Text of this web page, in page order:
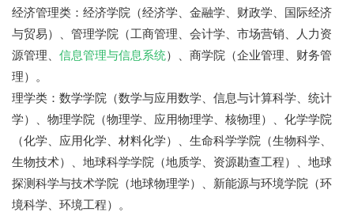
经济管理类：经济学院（经济学、金融学、财政学、国际经济
与贸易）、管理学院（工商管理、会计学、市场营销、人力资
源管理、 信息管理与信息系统）、商学院（企业管理、财务管
理）。
理学类：数学学院（数学与应用数学、信息与计算科学、统计
学）、物理学院（物理学、应用物理学、核物理）、化学学院
（化学、应用化学、材料化学）、生命科学学院（生物科学、
生物技术）、地球科学学院（地质学、资源勘查工程）、地球
探测科学与技术学院（地球物理学）、新能源与环境学院（环
境科学、环境工程）。